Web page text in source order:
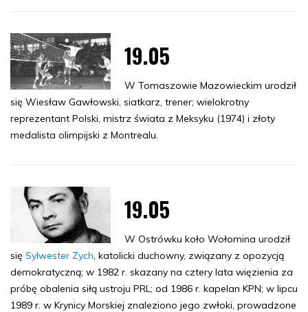
19.05
W Tomaszowie Mazowieckim urodził
się Wiesław Gawłowski, siatkarz, trener; wielokrotny
reprezentant Polski, mistrz świata z Meksyku (1974) i złoty
medalista olimpijski z Montrealu.
19.05
W Ostrówku koło Wołomina urodził
się Sylwester Zych, katolicki duchowny, związany z opozycją
demokratyczną; w 1982 r. skazany na cztery lata więzienia za
próbę obalenia siłą ustroju PRL; od 1986 r. kapelan KPN; w lipcu
1989 r. w Krynicy Morskiej znaleziono jego zwłoki, prowadzone